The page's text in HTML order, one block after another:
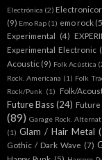
Rock. Americana (1) Folk
Rock/Punk
(1) Folk/
Future Bass (24) Future
(89) Garage Rock.
(1) Glam / Hair Metal
Gothic / Dark Wave
(7)
Happy Punk (5) Harcore
Punk (32) Hardstyle (2)
(2) Hip Hop Rap
Hip-hop/Rap (56) Hip-
World/Spiritual (3)
House (Old-school)